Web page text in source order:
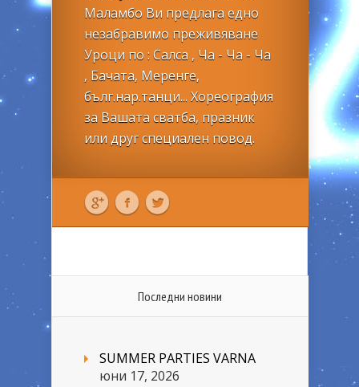
Маламбо Ви предлага едно
незабравимо преживяване
Уроци по : Салса , Ча - Ча - Ча
, Бачата, Меренге,
бълг.нар.танци... Хореография
за Вашата сватба, празник
или друг специален повод.
Последни новини
SUMMER PARTIES VARNA
юни 17, 2026